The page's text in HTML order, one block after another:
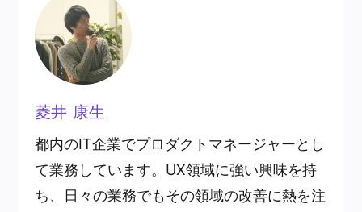
菱井 康生
都内のIT企業でプロダクトマネージャーとし
て業務しています。UX領域に強い興味を持
ち、日々の業務でもその領域の改善に熱を注